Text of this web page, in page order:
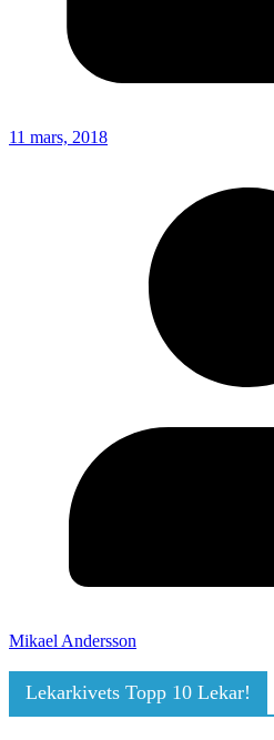
11 mars, 2018
Mikael Andersson
Lekarkivets Topp 10 Lekar!